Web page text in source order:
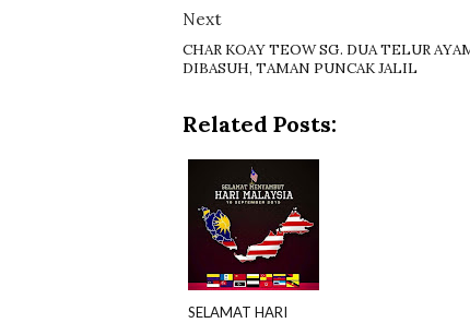
Next
CHAR KOAY TEOW SG. DUA TELUR
DIBASUH, TAMAN PUNCAK JALIL
Related Posts:
SELAMAT HARI